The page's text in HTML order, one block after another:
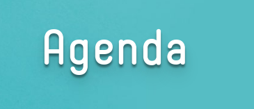
Agenda